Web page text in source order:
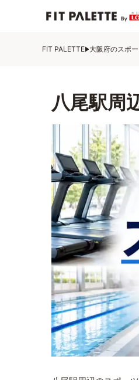
FIT PALETTE 大阪府のスポ
八尾駅周